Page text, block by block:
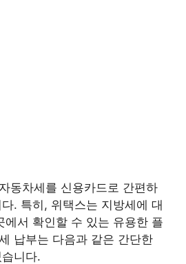
동차세를 신용카드로 간편하
. 특히, 위택스는 지방세에 대
에서 확인할 수 있는 유용한 플
납부는 다음과 같은 간단한
니다.